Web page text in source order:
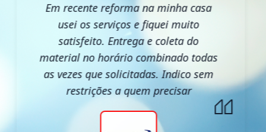
Em recente reforma na minha casa
usei os serviços e fiquei muito
satisfeito. Entrega e coleta do
material no horário combinado todas
as vezes que solicitadas. Indico sem
restrições a quem precisar